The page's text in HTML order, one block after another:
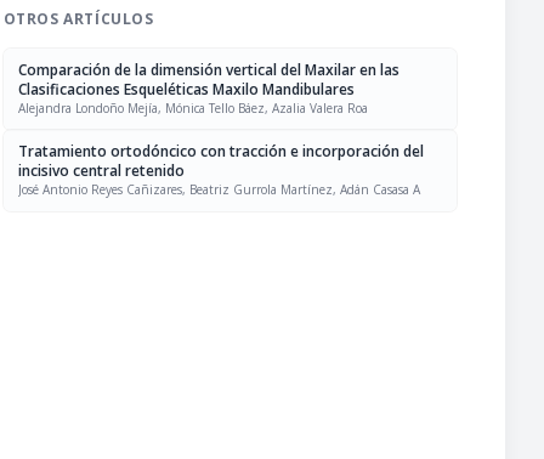
OTROS ARTÍCULOS
Comparación de la dimensión vertical del Maxilar en las
Clasificaciones Esqueléticas Maxilo Mandibulares
Alejandra Londoño Mejía, Mónica Tello Báez, Azalia Valera Roa
Tratamiento ortodóncico con tracción e incorporación del
incisivo central retenido
José Antonio Reyes Cañizares, Beatriz Gurrola Martínez, Adán Casasa A